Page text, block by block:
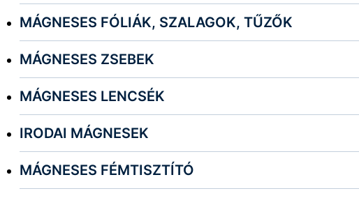
MÁGNESES FÓLIÁK, SZALAGOK, TŰZŐK
MÁGNESES ZSEBEK
MÁGNESES LENCSÉK
IRODAI MÁGNESEK
MÁGNESES FÉMTISZTÍTÓ